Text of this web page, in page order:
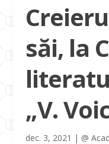
săi, la
„V.
dec. 3, 2021 | @